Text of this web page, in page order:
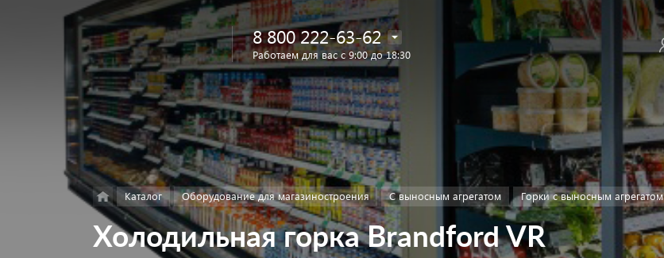
в каталоге
Найти
8 800 222-63-62
Работаем для вас с 9:00 до 18:30
Каталог Оборудование для магазиностроения С выносным агрегатом Горки с выносным агрегатом
Холодильная горка Brandford VR